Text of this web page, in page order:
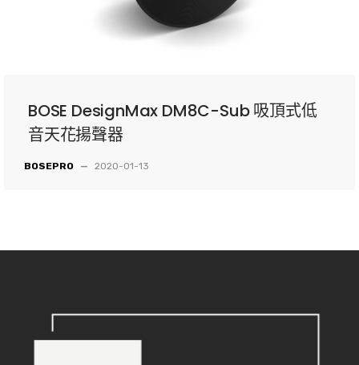
BOSE DesignMax DM8C-Sub 吸頂式低
音天花揚聲器
BOSEPRO — 2020-01-13